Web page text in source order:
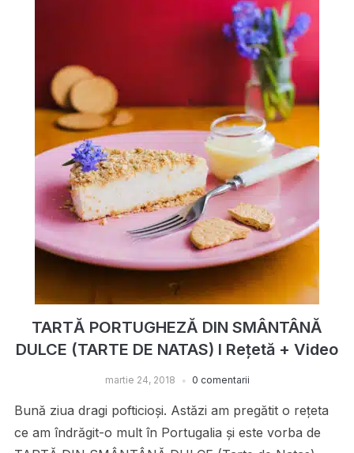
TARTĂ PORTUGHEZĂ DIN SMÂNTÂNĂ
DULCE (TARTE DE NATAS) I Rețetă + Video
martie 24, 2018 0 comentarii
Bună ziua dragi pofticioși. Astăzi am pregătit o rețeta
ce am îndrăgit-o mult în Portugalia și este vorba de